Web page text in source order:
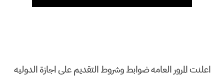
اعلنت المرور العامه ضوابط وشروط التقديم على اجازة الدوليه